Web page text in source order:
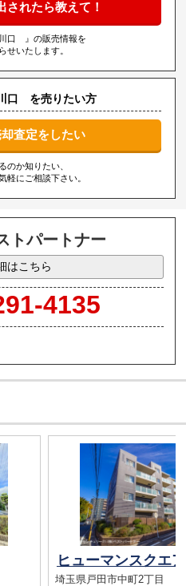
されたら教えて！
川口 』の販売情報を
せいたします。
口 を売りたい方
査定をしたい
のか知りたい、
軽にご相談下さい。
トパートナー
はこちら
4135
埼玉県戸田市中町2丁目